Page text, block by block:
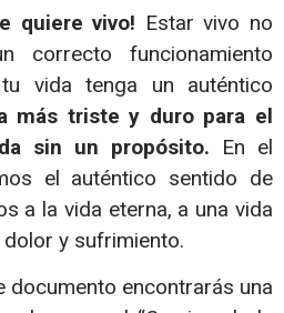
quiere vivo! Estar vivo no
funcionamiento
vida tenga un auténtico
más triste y duro para el
sin un propósito. En el
el auténtico sentido de
a la vida eterna, a una vida
y sufrimiento.
documento encontrarás una